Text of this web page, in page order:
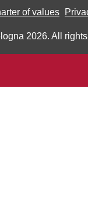
of values
2026. All